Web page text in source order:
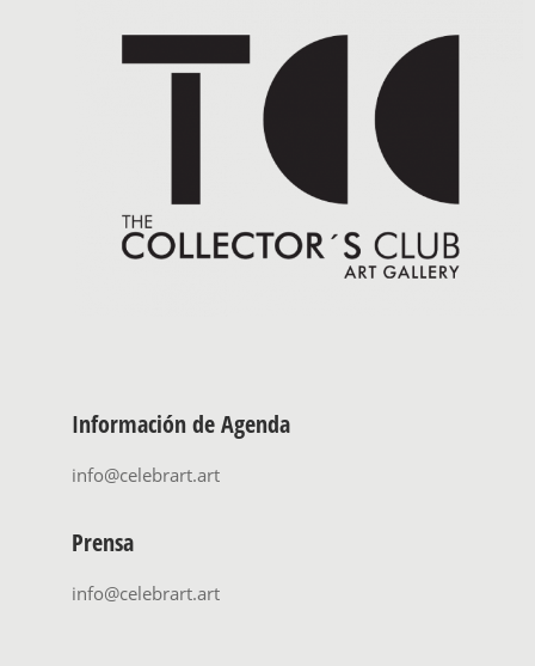
Información de Agenda
info@celebrart.art
Prensa
info@celebrart.art